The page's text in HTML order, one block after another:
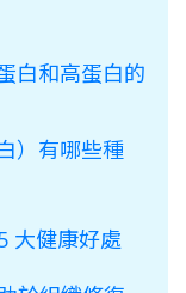
白和高蛋白的
）有哪些種
大健康好處